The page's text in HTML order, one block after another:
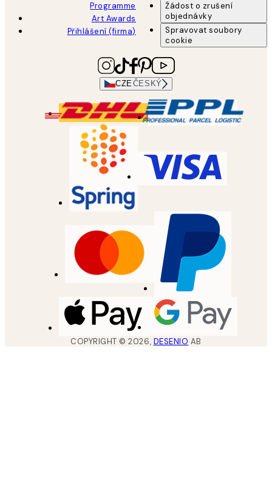
Programme
Art Awards
Přihlášení (firma)
Žádost o zrušení
objednávky
Spravovat soubory
cookie
CZEČESKÝ
COPYRIGHT ©2026, DESENIO AB